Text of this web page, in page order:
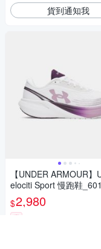
貨到通知我
【UNDER ARMOUR】
elociti Sport 慢跑鞋
101
$2,980
券